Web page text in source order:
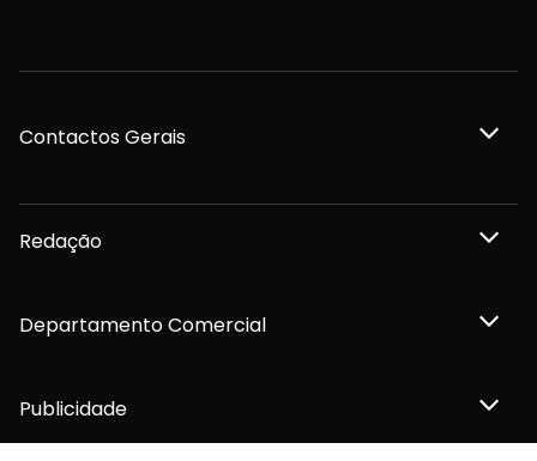
Contactos Gerais
Redação
Departamento Comercial
Publicidade